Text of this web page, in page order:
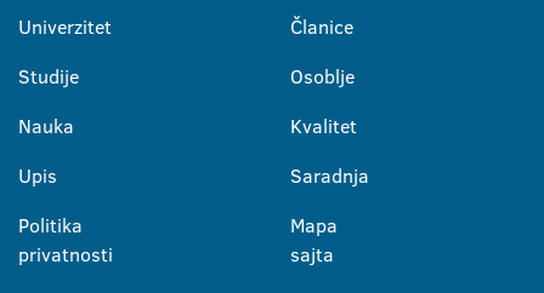
Univerzitet
Studije
Nauka
Upis
Politika
privatnosti
Članice
Osoblje
Kvalitet
Saradnja
Mapa
sajta